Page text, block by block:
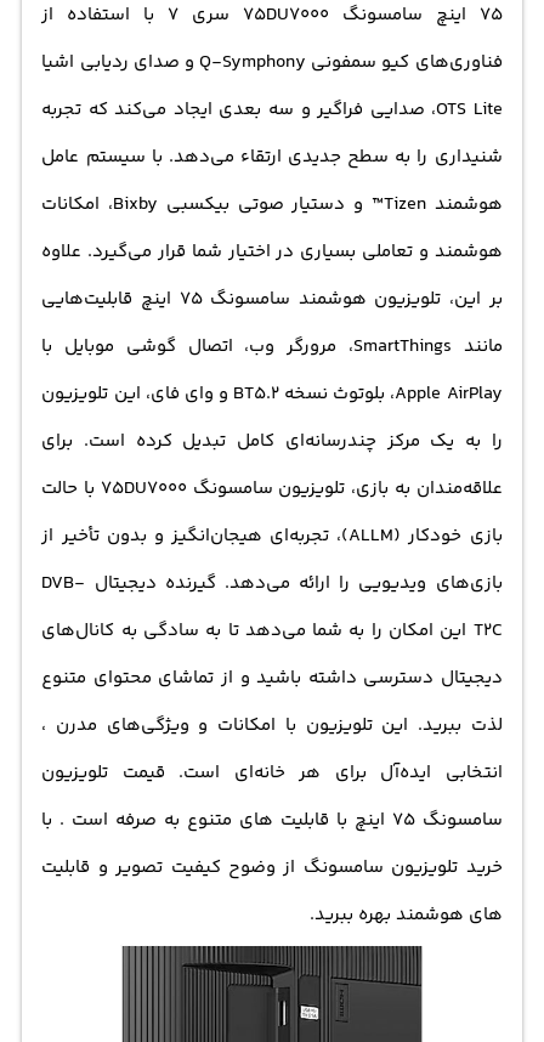
75 اینچ سامسونگ 75DU7000 سری 7 با استفاده از
فناوری‌های کیو سمفونی Q-Symphony و صدای ردیابی اشیا
OTS Lite، صدایی فراگیر و سه‌ بعدی ایجاد می‌کند که تجربه
شنیداری را به سطح جدیدی ارتقاء می‌دهد. با سیستم عامل
هوشمند Tizen™ و دستیار صوتی بیکسبی Bixby، امکانات
هوشمند و تعاملی بسیاری در اختیار شما قرار می‌گیرد. علاوه
بر این، تلویزیون هوشمند سامسونگ 75 اینچ قابلیت‌هایی
مانند SmartThings، مرورگر وب، اتصال گوشی موبایل با
Apple AirPlay، بلوتوث نسخه BT5.2 و وای فای، این تلویزیون
را به یک مرکز چندرسانه‌ای کامل تبدیل کرده است. برای
علاقه‌مندان به بازی، تلویزیون سامسونگ 75DU7000 با حالت
بازی خودکار (ALLM)، تجربه‌ای هیجان‌انگیز و بدون تأخیر از
بازی‌های ویدیویی را ارائه می‌دهد. گیرنده دیجیتال DVB-
T2C این امکان را به شما می‌دهد تا به سادگی به کانال‌های
دیجیتال دسترسی داشته باشید و از تماشای محتوای متنوع
لذت ببرید. این تلویزیون با امکانات و ویژگی‌های مدرن ،
انتخابی ایده‌آل برای هر خانه‌ای است. قیمت تلویزیون
سامسونگ ۷۵ اینچ با قابلیت های متنوع به صرفه است . با
خرید تلویزیون سامسونگ از وضوح کیفیت تصویر و قابلیت
های هوشمند بهره ببرید.